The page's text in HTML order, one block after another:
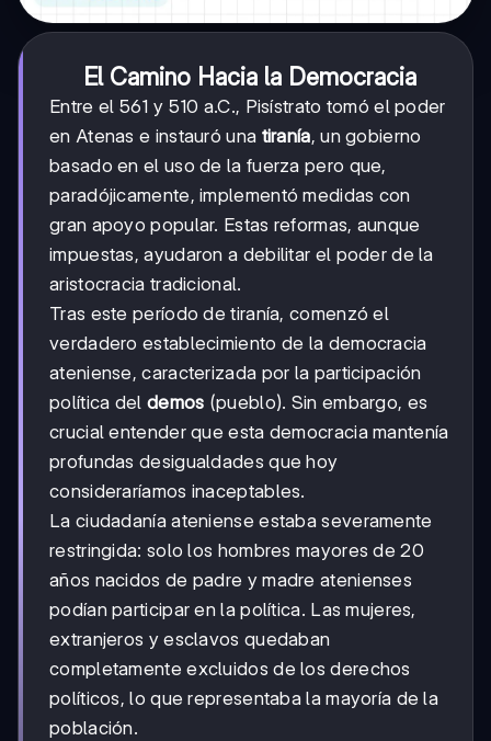
El Camino Hacia la Democracia
Entre el 561 y 510 a.C., Pisístrato tomó el poder
en Atenas e instauró una tiranía, un gobierno
basado en el uso de la fuerza pero que,
paradójicamente, implementó medidas con
gran apoyo popular. Estas reformas, aunque
impuestas, ayudaron a debilitar el poder de la
aristocracia tradicional.
Tras este período de tiranía, comenzó el
verdadero establecimiento de la democracia
ateniense, caracterizada por la participación
política del demos (pueblo). Sin embargo, es
crucial entender que esta democracia mantenía
profundas desigualdades que hoy
consideraríamos inaceptables.
La ciudadanía ateniense estaba severamente
restringida: solo los hombres mayores de 20
años nacidos de padre y madre atenienses
podían participar en la política. Las mujeres,
extranjeros y esclavos quedaban
completamente excluidos de los derechos
políticos, lo que representaba la mayoría de la
población.